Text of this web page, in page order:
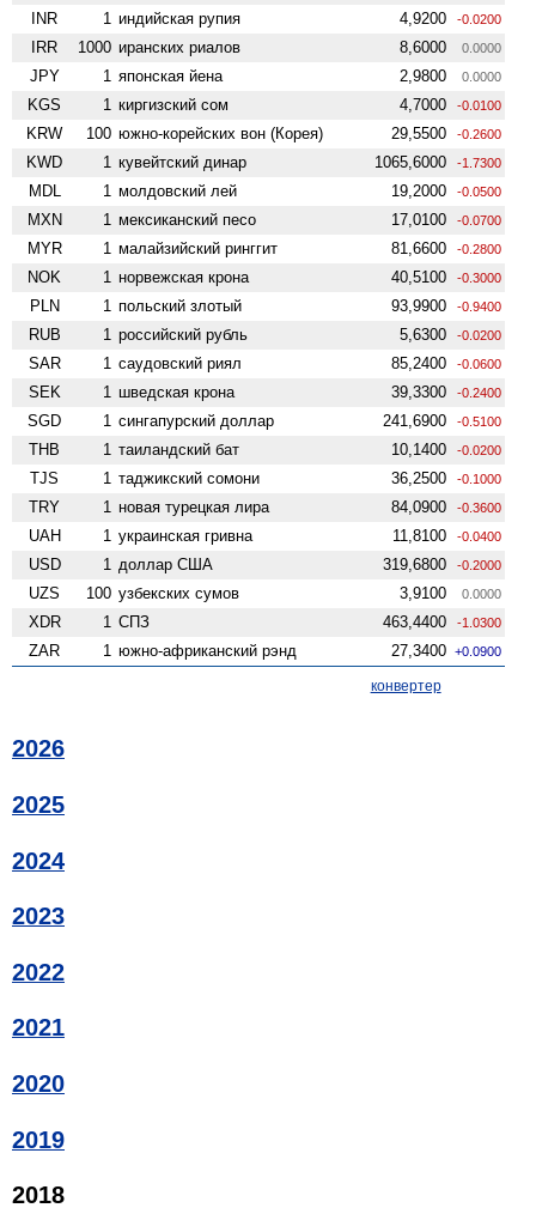
INR 1 индийская рупия 4,9200 -0.0200
IRR 1000 иранских риалов 8,6000 0.0000
JPY 1 японская йена 2,9800 0.0000
KGS 1 киргизский сом 4,7000 -0.0100
KRW 100 южно-корейских вон (Корея) 29,5500 -0.2600
KWD 1 кувейтский динар 1065,6000 -1.7300
MDL 1 молдовский лей 19,2000 -0.0500
MXN 1 мексиканский песо 17,0100 -0.0700
MYR 1 малайзийский ринггит 81,6600 -0.2800
NOK 1 норвежская крона 40,5100 -0.3000
PLN 1 польский злотый 93,9900 -0.9400
RUB 1 российский рубль 5,6300 -0.0200
SAR 1 саудовский риял 85,2400 -0.0600
SEK 1 шведская крона 39,3300 -0.2400
SGD 1 сингапурский доллар 241,6900 -0.5100
THB 1 таиландский бат 10,1400 -0.0200
TJS 1 таджикский сомони 36,2500 -0.1000
TRY 1 новая турецкая лира 84,0900 -0.3600
UAH 1 украинская гривна 11,8100 -0.0400
USD 1 доллар США 319,6800 -0.2000
UZS 100 узбекских сумов 3,9100 0.0000
XDR 1 СПЗ 463,4400 -1.0300
ZAR 1 южно-африканский рэнд 27,3400 +0.0900
конвертер
2026
2025
2024
2023
2022
2021
2020
2019
2018